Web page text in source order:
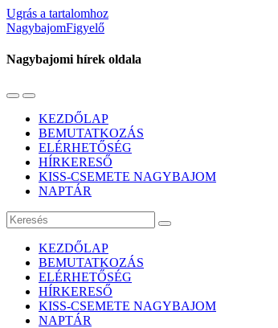
Ugrás a tartalomhoz
NagybajomFigyelő
Nagybajomi hírek oldala
Váltás
mobil
menüre
Használja
keresés
mezőt
KEZDŐLAP
BEMUTATKOZÁS
ELÉRHETŐSÉG
HÍRKERESŐ
KISS-CSEMETE NAGYBAJOM
NAPTÁR
Keresés
KEZDŐLAP
BEMUTATKOZÁS
ELÉRHETŐSÉG
HÍRKERESŐ
KISS-CSEMETE NAGYBAJOM
NAPTÁR